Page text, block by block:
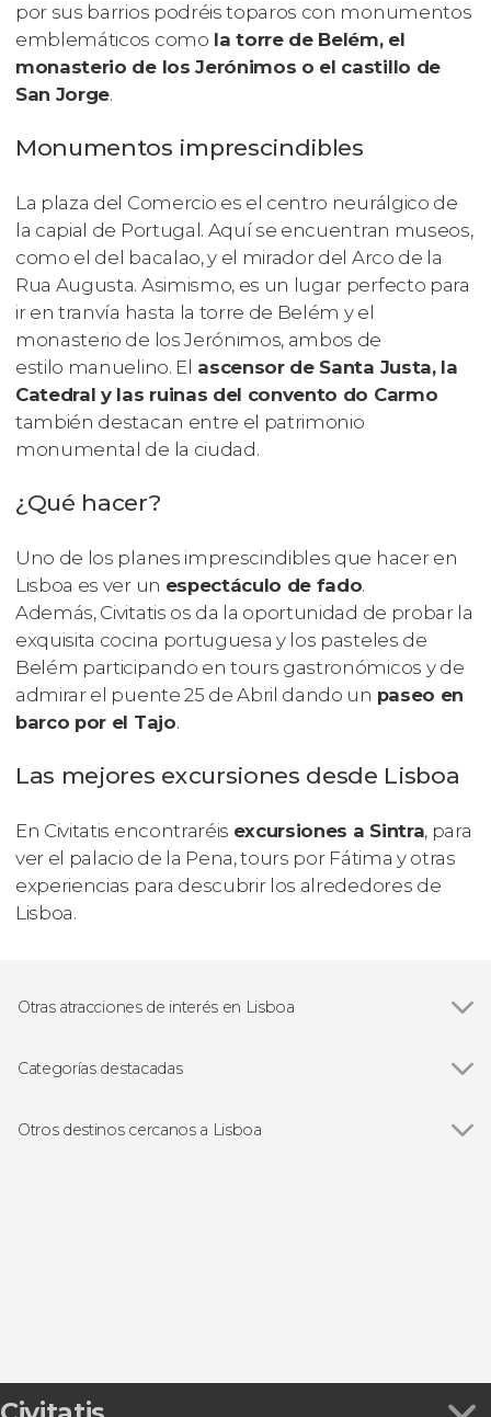
por sus barrios podréis toparos con monumentos
emblemáticos como la torre de Belém, el
monasterio de los Jerónimos o el castillo de
San Jorge.
Monumentos imprescindibles
La plaza del Comercio es el centro neurálgico de
la capial de Portugal. Aquí se encuentran museos,
como el del bacalao, y el mirador del Arco de la
Rua Augusta. Asimismo, es un lugar perfecto para
ir en tranvía hasta la torre de Belém y el
monasterio de los Jerónimos, ambos de
estilo manuelino. El ascensor de Santa Justa, la
Catedral y las ruinas del convento do Carmo
también destacan entre el patrimonio
monumental de la ciudad.
¿Qué hacer?
Uno de los planes imprescindibles que hacer en
Lisboa es ver un espectáculo de fado.
Además, Civitatis os da la oportunidad de probar la
exquisita cocina portuguesa y los pasteles de
Belém participando en tours gastronómicos y de
admirar el puente 25 de Abril dando un paseo en
barco por el Tajo.
Las mejores excursiones desde Lisboa
En Civitatis encontraréis excursiones a Sintra, para
ver el palacio de la Pena, tours por Fátima y otras
experiencias para descubrir los alrededores de
Lisboa.
Otras atracciones de interés en Lisboa
Puente 25 de Abril
Monasterio de los Jerónimos de Belém
Categorías destacadas
Free tours en Lisboa
Otros destinos cercanos a Lisboa